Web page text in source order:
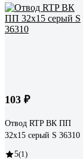
103 ₽
Отвод RTP ВК ПП
32x15 серый S 36310
5(1)